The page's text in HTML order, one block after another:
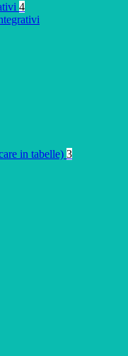
4
in tabelle) 3